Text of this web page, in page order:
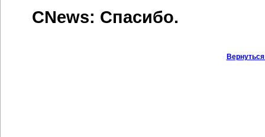
CNews: Спасибо.